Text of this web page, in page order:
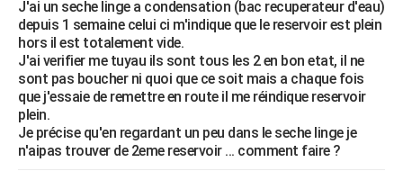
Forum
Aménagement intérieur
Extérieur
Cuisine
Salle de bains
Jardinage
Rangement
WEEK-END
Guides de France
Escapades
Patrimoine
Expositions
Musées
Week-end nature
+LIFESTYLE
Art de vivre
Bien-être
Loisirs
Mode
Modes de vie
SANTE
Alimentation
Guide de la santé
Maladies
Médicaments
Sommeil
VOYAGE
J'ai un seche linge a condensation (bac recuperateur d'eau)
depuis 1 semaine celui ci m'indique que le reservoir est plein
hors il est totalement vide.
J'ai verifier me tuyau ils sont tous les 2 en bon etat, il ne
sont pas boucher ni quoi que ce soit mais a chaque fois
que j'essaie de remettre en route il me réindique reservoir
plein.
Je précise qu'en regardant un peu dans le seche linge je
n'aipas trouver de 2eme reservoir ... comment faire ?